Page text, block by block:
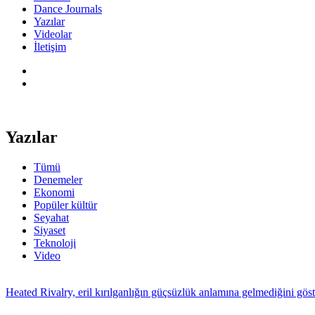
Dance Journals
Yazılar
Videolar
İletişim
Yazılar
Tümü
Denemeler
Ekonomi
Popüler kültür
Seyahat
Siyaset
Teknoloji
Video
Heated Rivalry, eril kırılganlığın güçsüzlük anlamına gelmediğini